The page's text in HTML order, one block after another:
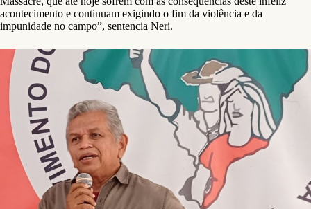
acontecimento e continuam exigindo o fim da violência e da
impunidade no campo”, sentencia Neri.